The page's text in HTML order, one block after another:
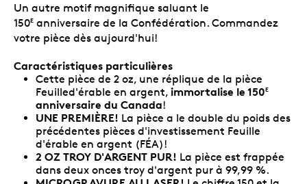
Un autre motif magnifique saluant le
150E anniversaire de la Confédération. Commandez
votre pièce dès aujourd'hui!
Caractéristiques particulières
Cette pièce de 2 oz, une réplique de la pièce
Feuilled'érable en argent, immortalise le 150E
anniversaire du Canada!
UNE PREMIÈRE! La pièce a le double du poids des
précédentes pièces d'investissement Feuille
d'érable en argent (FÉA)!
2 OZ TROY D'ARGENT PUR! La pièce est frappée
dans deux onces troy d'argent pur à 99,99 %.